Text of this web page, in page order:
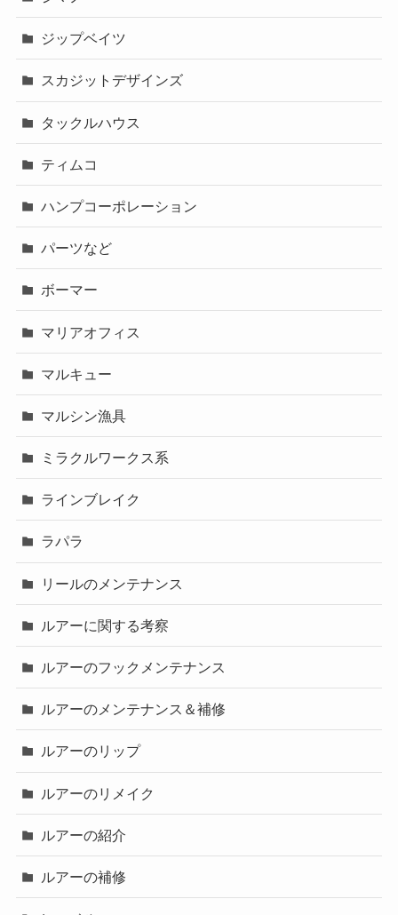
ジップベイツ
スカジットデザインズ
タックルハウス
ティムコ
ハンプコーポレーション
パーツなど
ボーマー
マリアオフィス
マルキュー
マルシン漁具
ミラクルワークス系
ラインブレイク
ラパラ
リールのメンテナンス
ルアーに関する考察
ルアーのフックメンテナンス
ルアーのメンテナンス＆補修
ルアーのリップ
ルアーのリメイク
ルアーの紹介
ルアーの補修